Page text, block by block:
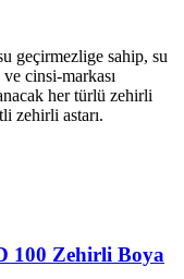
geçirmezlige sahip, su
cinsi-markası
her türlü zehirli
zehirli astarı.
100 Zehirli Boya